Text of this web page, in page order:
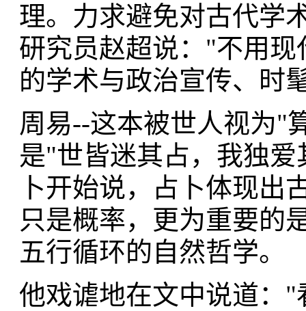
理。力求避免对古代学
研究员赵超说："不用
的学术与政治宣传、时
周易--这本被世人视为"
是"世皆迷其占，我独
卜开始说，占卜体现出
只是概率，更为重要的
五行循环的自然哲学。
他戏谑地在文中说道：